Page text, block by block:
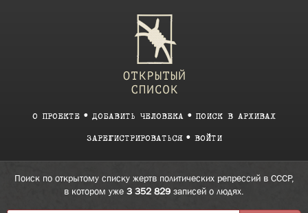
О ПРОЕКТЕ ДОБАВИТЬ ЧЕЛОВЕКА ПОИСК В АРХИВАХ
ЗАРЕГИСТРИРОВАТЬСЯ ВОЙТИ
Поиск по открытому списку жертв политических репрессий в СССР,
в котором уже 3 352 829 записей о людях.